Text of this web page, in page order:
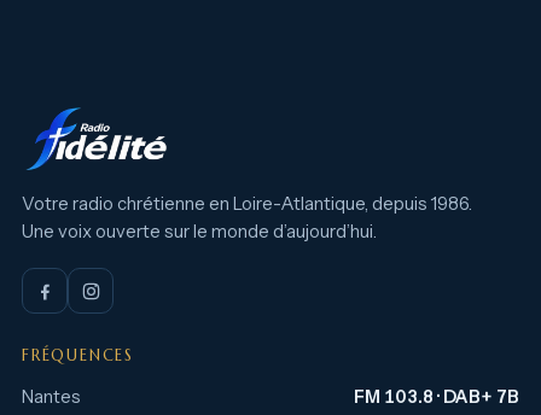
Votre radio chrétienne en Loire-Atlantique, depuis 1986.
Une voix ouverte sur le monde d’aujourd’hui.
FRÉQUENCES
Nantes FM 103.8 · DAB+ 7B